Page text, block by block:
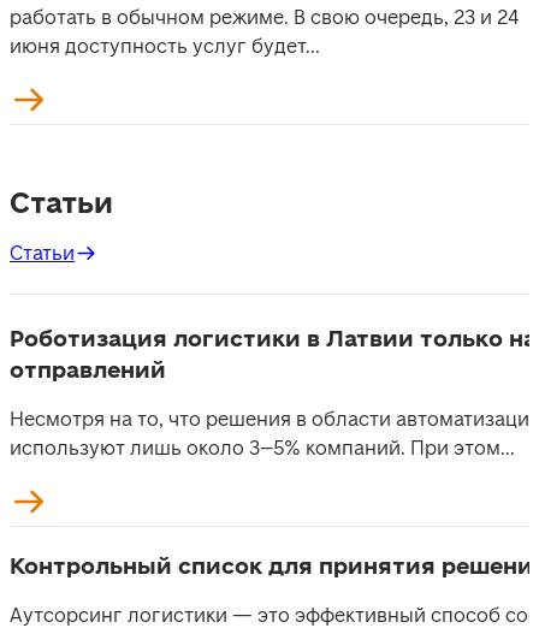
работать в обычном режиме. В свою очередь, 23 и 24
июня доступность услуг будет...
Статьи
Статьи
Роботизация логистики в Латвии только
отправлений
Несмотря на то, что решения в области
используют лишь около 3–5% компаний. При этом...
Контрольный список для принятия
Аутсорсинг логистики — это эффективный способ